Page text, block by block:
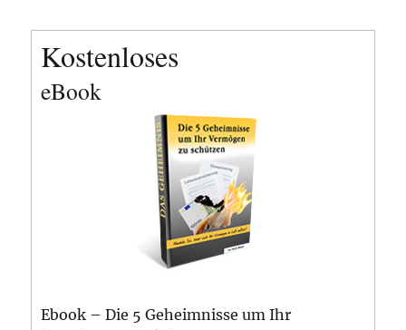
Kostenloses
eBook
Ebook – Die 5 Geheimnisse um Ihr